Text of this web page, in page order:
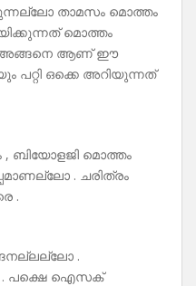
താമസം മൊത്തം
മൊത്തം
. അങ്ങനെ ആണ് ഈ
പറ്റി ഒക്കെ അറിയുന്നത്
, ബിയോളജി മൊത്തം
. ചരിത്രം
.
.
. പക്ഷെ ഐസക്